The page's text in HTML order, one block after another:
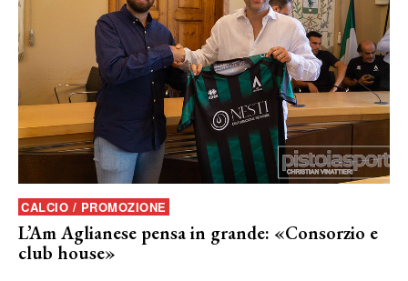
CALCIO / PROMOZIONE
L’Am Aglianese pensa in grande: «Consorzio e
club house»